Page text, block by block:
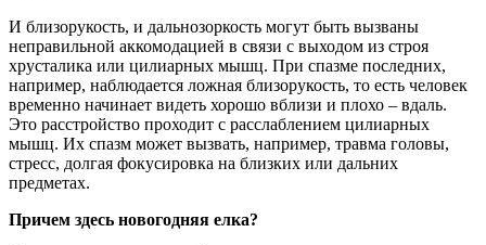
И близорукость, и дальнозоркость могут быть вызваны
неправильной аккомодацией в связи с выходом из строя
хрусталика или цилиарных мышц. При спазме последних,
например, наблюдается ложная близорукость, то есть человек
временно начинает видеть хорошо вблизи и плохо – вдаль.
Это расстройство проходит с расслаблением цилиарных
мышц. Их спазм может вызвать, например, травма головы,
стресс, долгая фокусировка на близких или дальних
предметах.
Причем здесь новогодняя елка?